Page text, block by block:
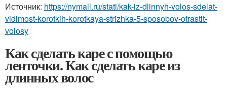
Источник: https://nymall.ru/stati/kak-iz-dlinnyh-volos-sdelat-
vidimost-korotkih-korotkaya-strizhka-5-sposobov-otrastit-
volosy
Как сделать каре с помощью
ленточки. Как сделать каре из
длинных волос